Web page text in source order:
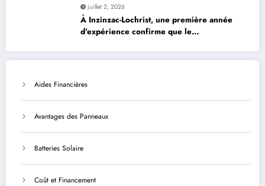
juillet 2, 2026
À Inzinzac-Lochrist, une première année
d’expérience confirme que le
Aides Financières
Avantages des Panneaux
Batteries Solaire
Coût et Financement